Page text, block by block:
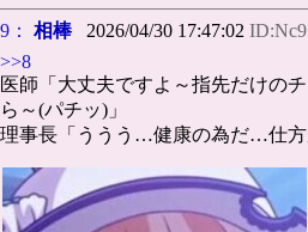
9： 相棒2026/04/30 17:47:02
>>8
医師「大丈夫ですよ～指先だけの
ら～(パチッ)」
理事長「ううう…健康の為だ…仕方